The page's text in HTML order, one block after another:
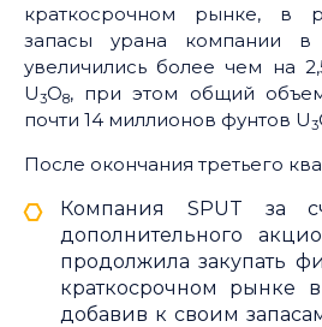
краткосрочном рынке, в
запасы урана компании в
увеличились более чем на
U3O8, при этом общий
почти 14 миллионов фунтов U3
После окончания третьего
Компания SPUT за
дополнительного
продолжила закупать
краткосрочном рынке
добавив к своим